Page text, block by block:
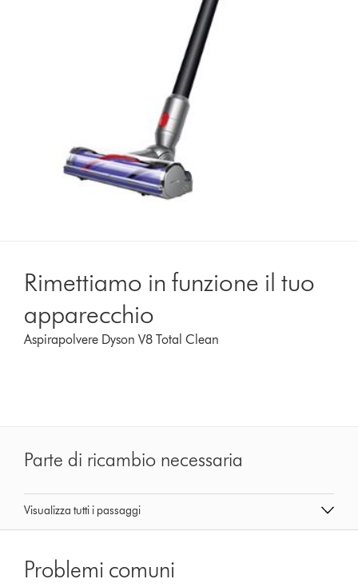
Rimettiamo in funzione il tuo
apparecchio
Aspirapolvere Dyson V8 Total Clean
Visualizza tutti i passaggi
Parte di ricambio necessaria
Problemi comuni